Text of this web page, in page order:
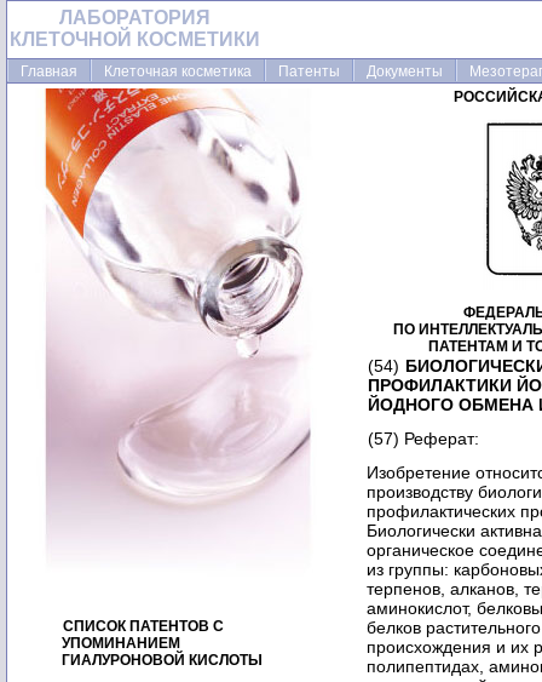
ЛАБОРАТОРИЯ
КЛЕТОЧНОЙ КОСМЕТИКИ
Главная Клеточная косметика Патенты Документы
СПИСОК ПАТЕНТОВ С
УПОМИНАНИЕМ
ГИАЛУРОНОВОЙ КИСЛОТЫ
ПО
ПАТЕНТАМ И
(54)
ПРОФИЛАКТИКИ
ЙОДНОГО ОБМЕНА
(57) Реферат:
Изобретение относится к пищевой промышленности, а именно к производству биологически активных добавок (БАД) к пище, профилактических продуктов питания, содержащих такие БАД. Биологически активная добавка к пище содержит синтетическое органическое соединение с ковалентно связанным йодом, выбранное из группы: карбоновых кислот, ненасыщенных жирных кислот, липидов, терпенов, алканов, терпеноидов, изопренов, пептидов, полипептидов, аминокислот, белковых гидролизатов, полипептидных гидролизатов, белков растительного, белков животного, белков микробиологического происхождения и их различных смесей. При этом в белках, пептидах, полипептидах, аминокислотах, полипептидных и белковых гидролизатах йод ковалентно связан в 5- и 3- или в 3-м положении фенольного цикла. Причем аминокислоты и белки выбраны из группы аминокислот и белков, не обладающих гормональной тироидной активностью, которые получают в условиях исключающих конденсацию тирозиновых ядер. Дополнительно БАД к пище может содержать органическое соединение с нековалентно связанным йодом и/или неорганический йод. БАД к пище может представлять собой пролонгированную форму в виде таблеток, порошков, капсул, микрокапсул, драже, растворов или входить в состав витаминно-минеральных комплексов. Вторым объектом изобретения является пищевой продукт, содержащий такую БАД к пище, например молочный продукт, молочнокислый продукт, мясной продукт, хлебобулочный продукт, хлеб, напиток, сок, кондитерское изделие, продукт детского питания. Изобретение обеспечивает в создание БАД к пище и пищевых продуктов, содержащих наиболее физиологичные йодсодержащие соединения органического происхождения, не обладающих гормональной активностью, адекватных биохимическим особенностям протекания йодного обмена и поэтому способных обеспечить запуск механизмов его самоконтроля и авторегуляции. 2 с. и 17 з.п. ф-лы. Изобретение относится к пищевой промышленности, а именно к области биологически активных добавок к пище, и может быть использовано для производства БАД к пище и профилактических продуктов питания, содержащих БАД. Конкретно данное изобретение направлено на профилактику йодной недостаточности и оптимизацию йодного обмена в организме человека. Йод, являясь структурообразующим элементом тироидных гормонов, участвует в реализации их биологической функции - регуляции роста и дифференциации тканей, контроле обмена веществ и энергии, теплопродукции. Несмотря на ничтожно малую потребность в этом жизненно необходимом микроэлементе живые организмы, включая человека, постоянно испытывают в разной степени дефицит йода, характерный для обширных территорий. Важность и незаменимость йода для нормального развития и функционирования живых организмов побуждают к искусственному обогащению пищевых продуктов этим микроэлементом. Известна йодированная поваренная соль, которая представляет собой смесь хлористого натрия с неорганическими соединениями йода и которую используют для устранения йодной недостаточности в рационе питания человека. Недостатком ее является сложность обеспечения нормированного потребления йода из-за технологических трудностей приготовления качественной